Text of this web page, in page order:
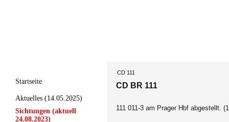
Startseite
Aktuelles (14.05.2025)
Sichtungen (aktuell
24.08.2023)
CD 111
CD BR 111
111 011-3 am Prager Hbf abgestellt.